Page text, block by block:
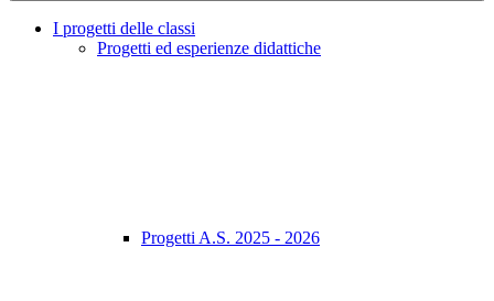
I progetti delle classi
Progetti ed esperienze didattiche
Progetti A.S. 2025 - 2026